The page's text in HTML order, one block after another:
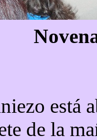
está
de la